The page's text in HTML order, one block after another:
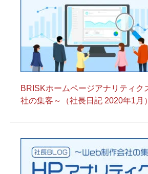
BRISKホームページアナリティク
社の集客～（社長日記 2020年1月）